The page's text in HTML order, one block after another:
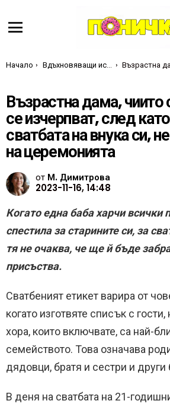
Ти си тук:
Начало Вдъхновяващи истории Възрастна дама, чиито спестявания се изчерпват, след като плаща за сватбата на внука си, не
Възрастна дама, чиито
се изчерпват, след
сватбата на внука си,
на церемонията
от М. Димитрова
2023-11-16, 14:48
Когато една баба харчи всички
спестила за старините си, за
тя не очаква, че ще й бъде
присъства.
Сватбеният етикет варира от
когато изготвяте списък с
хора, които включвате, са най-
семейството. Това означава
дядовци, братя и сестри и
В деня на сватбата на 21-